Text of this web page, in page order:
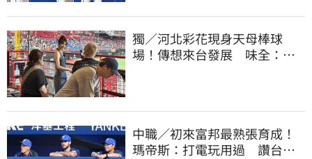
獨／河北彩花現身天母棒球
場！傳想來台發展 味全：歡
中職／初來富邦最熟張育成！
瑪帝斯：打電玩用過 讚台灣